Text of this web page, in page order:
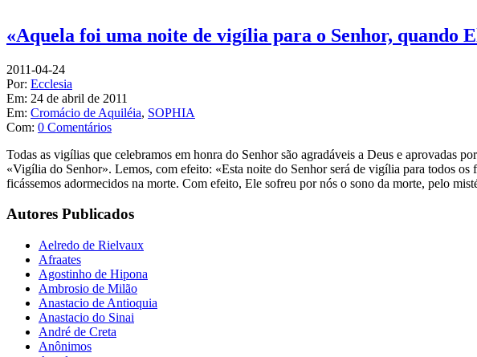
«Aquela foi uma noite de vigília para o Senhor, quando
2011-04-24
Por: Ecclesia
Em: 24 de abril de 2011
Em: Cromácio de Aquiléia, SOPHIA
Com: 0 Comentários
Todas as vigílias que celebramos em honra do Senhor são agradáveis a Deus e aprovadas
«Vigília do Senhor». Lemos, com efeito: «Esta noite do Senhor será de vigília para todos
ficássemos adormecidos na morte. Com efeito, Ele sofreu por nós o sono da morte, pelo
Autores Publicados
Aelredo de Rielvaux
Afraates
Agostinho de Hipona
Ambrosio de Milão
Anastacio de Antioquia
Anastacio do Sinai
André de Creta
Anônimos